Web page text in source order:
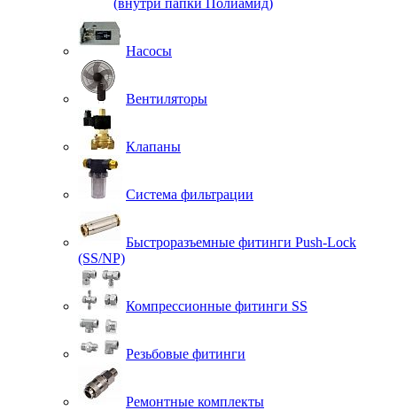
(внутри папки Полиамид)
Насосы
Вентиляторы
Клапаны
Система фильтрации
Быстроразъемные фитинги Push-Lock
(SS/NP)
Компрессионные фитинги SS
Резьбовые фитинги
Ремонтные комплекты